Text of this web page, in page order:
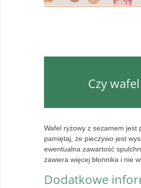
Czy
Wafel ryżowy z sezamem jest
pamiętaj, że pieczywo jest
ewentualna zawartość
zawiera więcej błonnika i nie
Dodatkowe